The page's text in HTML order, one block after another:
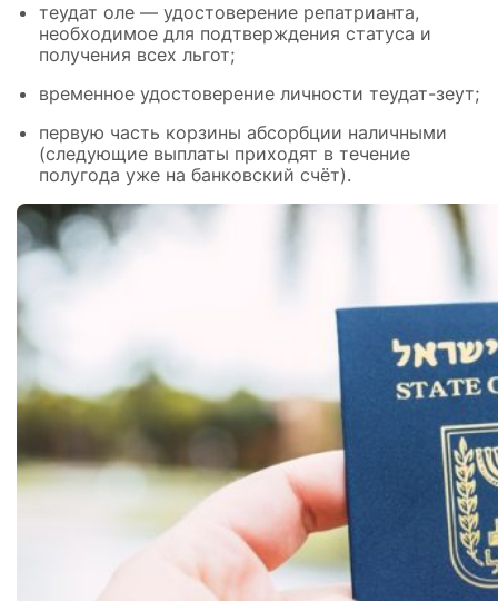
теудат оле — удостоверение репатрианта,
необходимое для подтверждения статуса и
получения всех льгот;
временное удостоверение личности теудат-зеут;
первую часть корзины абсорбции наличными
(следующие выплаты приходят в течение
полугода уже на банковский счёт).